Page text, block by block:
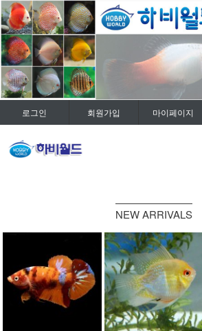
로그인 회원가입 마이페이지
NEW ARRIVALS